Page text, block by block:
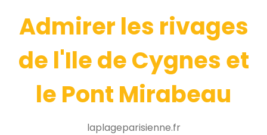
Admirer les rivages
de l'Ile de Cygnes et
le Pont Mirabeau
laplageparisienne.fr